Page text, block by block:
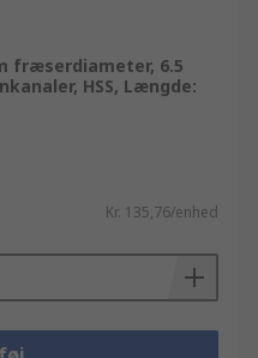
fræserdiameter, 6.5
HSS, Længde:
Kr. 135,76/enhed